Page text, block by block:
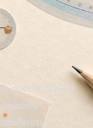
anche dopo il
lasciare